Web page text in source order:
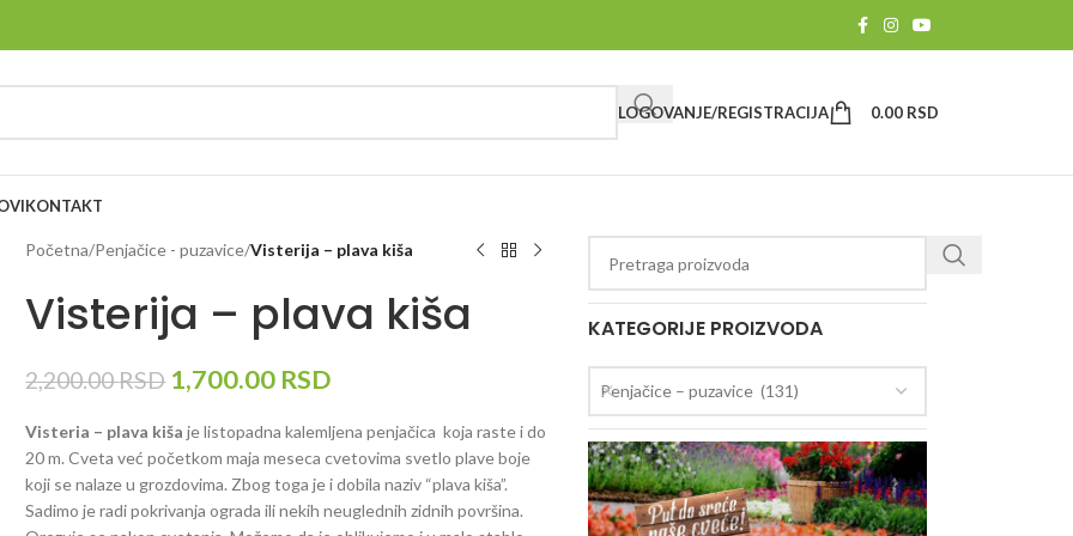
LOGOVANJE/REGISTRACIJA 0.00 RSD
KONTAKT
Početna/Penjačice - puzavice/Visterija – plava kiša
Visterija – plava kiša
2,200.00RSD 1,700.00 RSD
Visteria – plava kiša je listopadna kalemljena penjačica koja raste i do
20 m. Cveta već početkom maja meseca cvetovima svetlo plave boje
koji se nalaze u grozdovima. Zbog toga je i dobila naziv “plava kiša”.
Sadimo je radi pokrivanja ograda ili nekih neuglednih zidnih površina.
KATEGORIJE PROIZVODA
Penjačice – puzavice (131)